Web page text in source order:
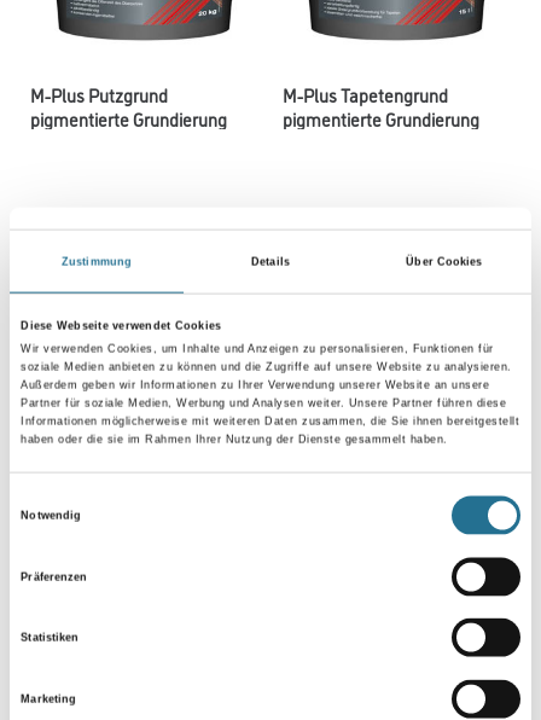
Zustimmung Details Über Cookies
Diese Webseite verwendet Cookies
Wir verwenden Cookies, um Inhalte und Anzeigen zu personalisieren, Funktionen für
soziale Medien anbieten zu können und die Zugriffe auf unsere Website zu analysieren.
Außerdem geben wir Informationen zu Ihrer Verwendung unserer Website an unsere
Partner für soziale Medien, Werbung und Analysen weiter. Unsere Partner führen diese
Informationen möglicherweise mit weiteren Daten zusammen, die Sie ihnen bereitgestellt
haben oder die sie im Rahmen Ihrer Nutzung der Dienste gesammelt haben.
Notwendig
Präferenzen
Statistiken
Marketing
M-Plus Putzgrund
pigmentierte Grundierung
sehen
M-Plus Tapetengrund
pigmentierte Grundierung
sehen
M-Plus Acryl Tiefgrund
Bitte einloggen, um Preise zu
M-Plus CasaSilikatgrund
Bitte einloggen, um Preise zu